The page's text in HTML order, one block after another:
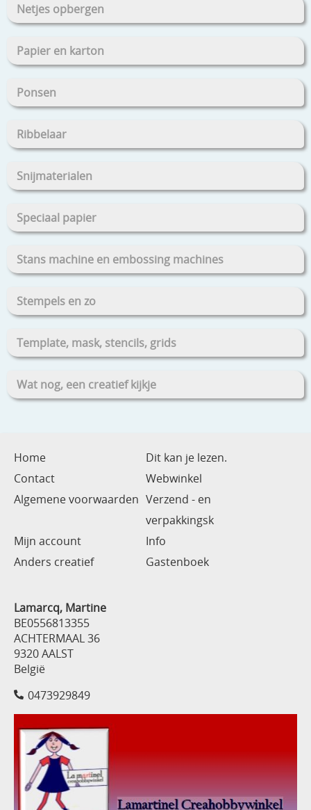
Netjes opbergen
Papier en karton
Ponsen
Ribbelaar
Snijmaterialen
Speciaal papier
Stans machine en embossing machines
Stempels en zo
Template, mask, stencils, grids
Wat nog, een creatief kijkje
Home
Dit kan je lezen.
Contact
Webwinkel
Algemene voorwaarden Verzend - en
verpakkingsk
Mijn account
Info
Anders creatief
Gastenboek
Lamarcq, Martine
BE0556813355
ACHTERMAAL 36
9320 AALST
België
0473929849